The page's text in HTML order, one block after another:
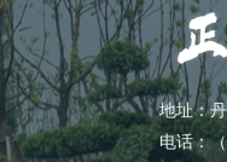
地址：
电话：